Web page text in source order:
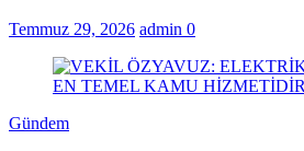
Temmuz 29, 2026 admin 0
Gündem